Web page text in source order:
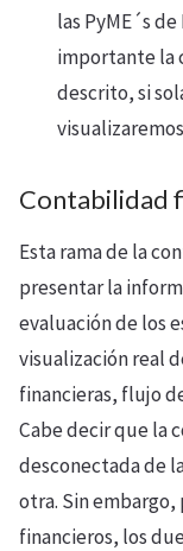
las PyME´s
importante la
descrito, si
Contabilidad
Esta rama de la
presentar la
evaluación de los
visualización real
financieras, flujo
Cabe decir que la
desconectada de
otra. Sin
financieros, los